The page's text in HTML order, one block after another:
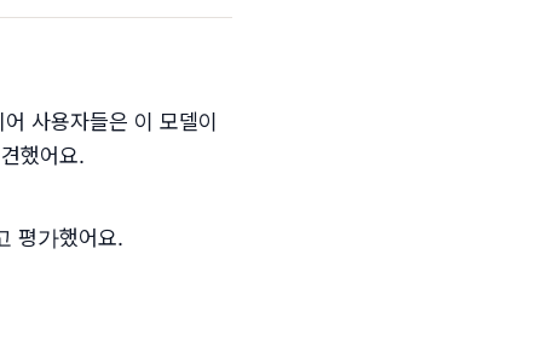
사용자들은 이 모델이
했어요.
평가했어요.